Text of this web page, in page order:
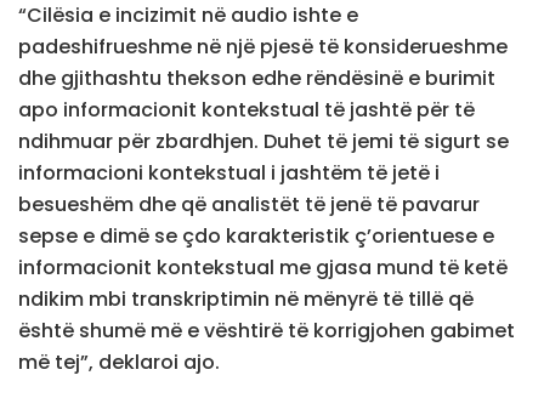
“Cilësia e incizimit në audio ishte e
padeshifrueshme në një pjesë të konsiderueshme
dhe gjithashtu thekson edhe rëndësinë e burimit
apo informacionit kontekstual të jashtë për të
ndihmuar për zbardhjen. Duhet të jemi të sigurt se
informacioni kontekstual i jashtëm të jetë i
besueshëm dhe që analistët të jenë të pavarur
sepse e dimë se çdo karakteristik ç’orientuese e
informacionit kontekstual me gjasa mund të ketë
ndikim mbi transkriptimin në mënyrë të tillë që
është shumë më e vështirë të korrigjohen gabimet
më tej”, deklaroi ajo.